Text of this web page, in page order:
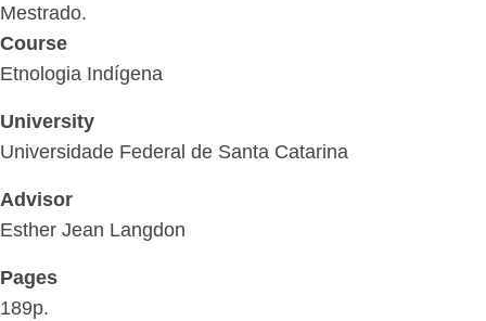
Mestrado.
Course
Etnologia Indígena
University
Universidade Federal de Santa Catarina
Advisor
Esther Jean Langdon
Pages
189p.